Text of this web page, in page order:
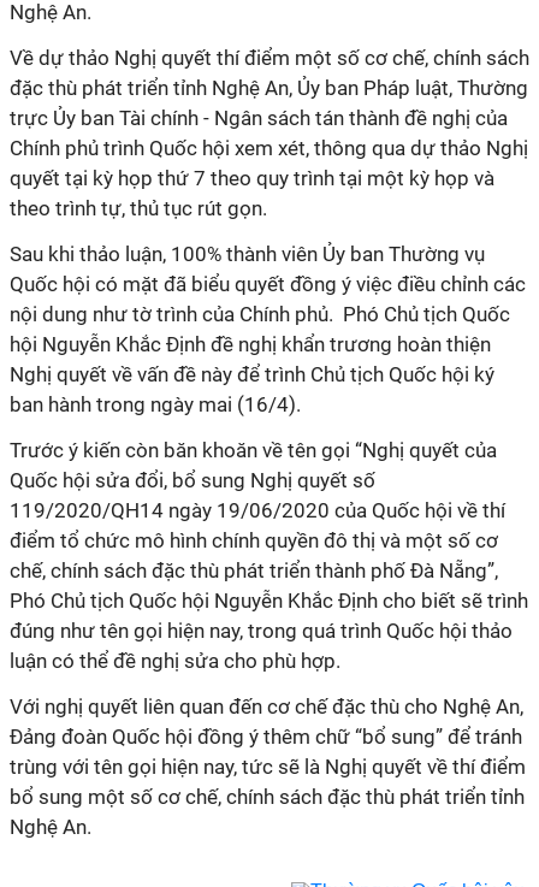
Nghệ An.
Về dự thảo Nghị quyết thí điểm một số cơ chế, chính sách
đặc thù phát triển tỉnh Nghệ An, Ủy ban Pháp luật, Thường
trực Ủy ban Tài chính - Ngân sách tán thành đề nghị của
Chính phủ trình Quốc hội xem xét, thông qua dự thảo Nghị
quyết tại kỳ họp thứ 7 theo quy trình tại một kỳ họp và
theo trình tự, thủ tục rút gọn.
Sau khi thảo luận, 100% thành viên Ủy ban Thường vụ
Quốc hội có mặt đã biểu quyết đồng ý việc điều chỉnh các
nội dung như tờ trình của Chính phủ. Phó Chủ tịch Quốc
hội Nguyễn Khắc Định đề nghị khẩn trương hoàn thiện
Nghị quyết về vấn đề này để trình Chủ tịch Quốc hội ký
ban hành trong ngày mai (16/4).
Trước ý kiến còn băn khoăn về tên gọi “Nghị quyết của
Quốc hội sửa đổi, bổ sung Nghị quyết số
119/2020/QH14 ngày 19/06/2020 của Quốc hội về thí
điểm tổ chức mô hình chính quyền đô thị và một số cơ
chế, chính sách đặc thù phát triển thành phố Đà Nẵng”,
Phó Chủ tịch Quốc hội Nguyễn Khắc Định cho biết sẽ trình
đúng như tên gọi hiện nay, trong quá trình Quốc hội thảo
luận có thể đề nghị sửa cho phù hợp.
Với nghị quyết liên quan đến cơ chế đặc thù cho Nghệ An,
Đảng đoàn Quốc hội đồng ý thêm chữ “bổ sung” để tránh
trùng với tên gọi hiện nay, tức sẽ là Nghị quyết về thí điểm
bổ sung một số cơ chế, chính sách đặc thù phát triển tỉnh
Nghệ An.